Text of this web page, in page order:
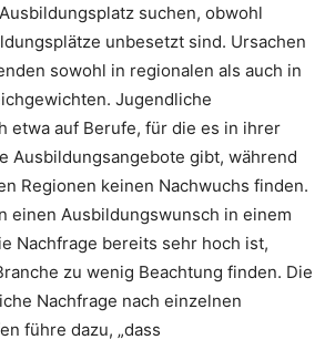
suchen, obwohl
unbesetzt sind. Ursachen
sowohl in regionalen als auch in
Jugendliche
etwa auf Berufe, für die es in ihrer
Ausbildungsangebote gibt, während
Regionen keinen Nachwuchs finden.
einen Ausbildungswunsch in einem
Nachfrage bereits sehr hoch ist,
zu wenig Beachtung finden. Die
Nachfrage nach einzelnen
führe dazu, „dass